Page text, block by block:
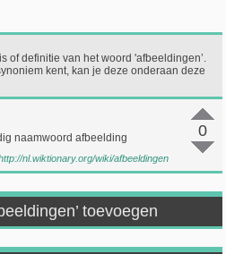
of definitie van het woord 'afbeeldingen’.
kent, kan je deze onderaan deze
0
naamwoord afbeelding
nl.wiktionary.org/wiki/afbeeldingen
toevoegen